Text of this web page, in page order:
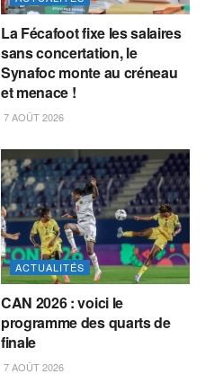
La Fécafoot fixe les salaires
sans concertation, le
Synafoc monte au créneau
et menace !
7 AOÛT 2026
ACTUALITÉS
CAN 2026 : voici le
programme des quarts de
finale
7 AOÛT 2026